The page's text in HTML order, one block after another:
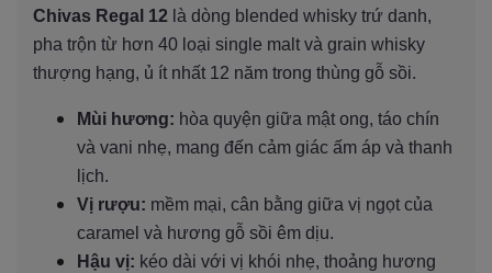
Chivas Regal 12 là dòng blended whisky trứ danh,
pha trộn từ hơn 40 loại single malt và grain whisky
thượng hạng, ủ ít nhất 12 năm trong thùng gỗ sồi.
Mùi hương: hòa quyện giữa mật ong, táo chín
và vani nhẹ, mang đến cảm giác ấm áp và thanh
lịch.
Vị rượu: mềm mại, cân bằng giữa vị ngọt của
caramel và hương gỗ sồi êm dịu.
Hậu vị: kéo dài với vị khói nhẹ, thoảng hương